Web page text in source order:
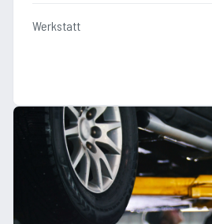
Werkstatt